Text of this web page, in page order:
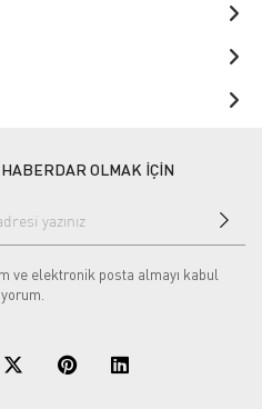
OLMAK İÇİN
ve elektronik posta almayı kabul